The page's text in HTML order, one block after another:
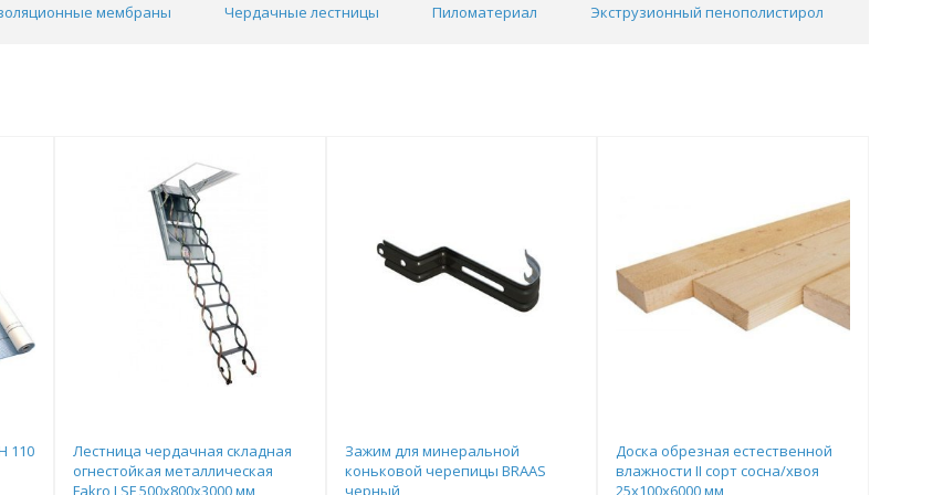
мембраны Чердачные лестницы Пиломатериал Экструзионный пенополистирол
110
Лестница чердачная складная
огнестойкая металлическая
Fakro LSF 500х800х3000 мм
Зажим для минеральной
коньковой черепицы BRAAS
черный
Доска обрезная естественной
влажности II сорт сосна/хвоя
25х100х6000 мм